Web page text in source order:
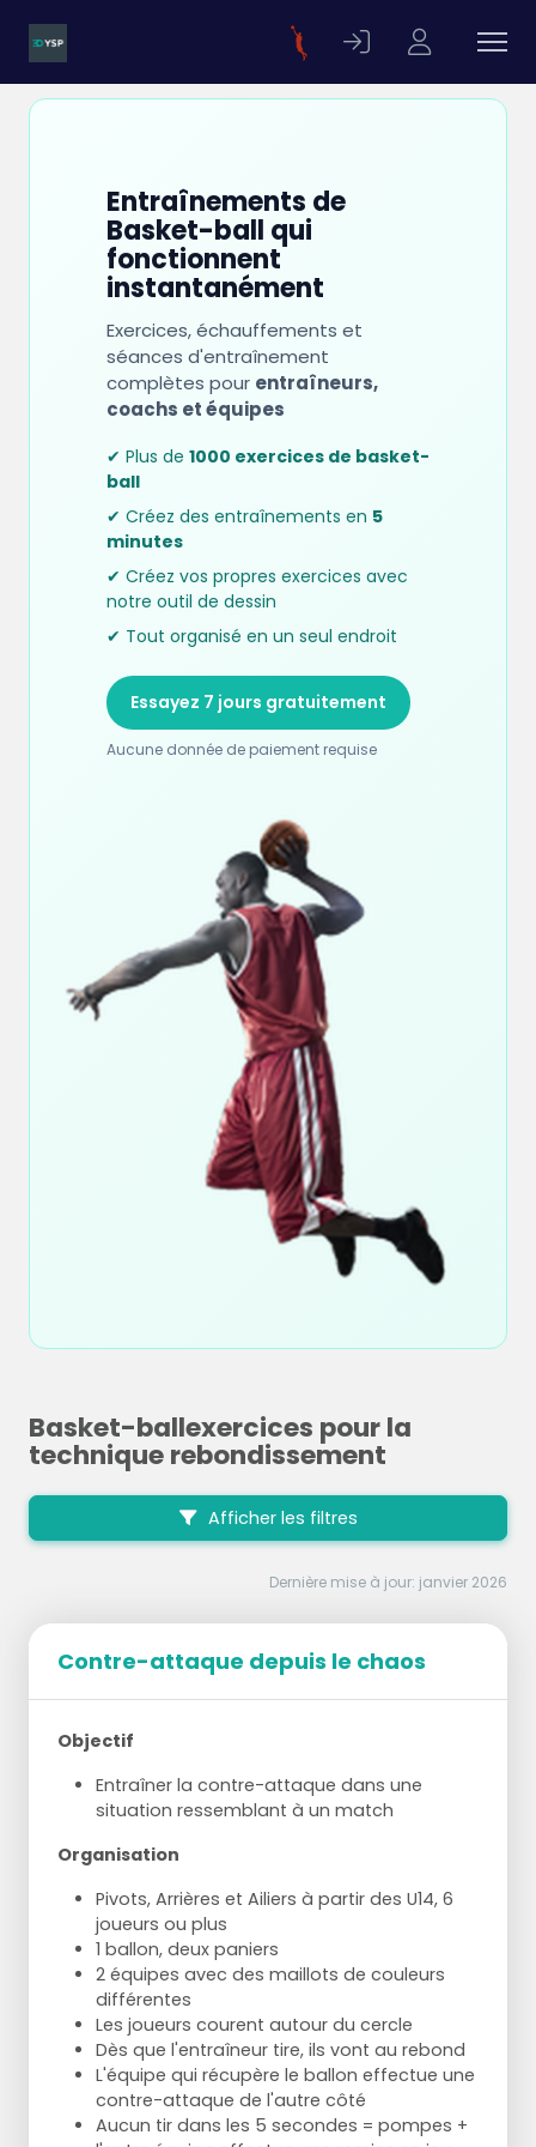
Entraînements de
Basket-ball qui
fonctionnent
instantanément
Exercices, échauffements et
séances d'entraînement
complètes pour entraîneurs,
coachs et équipes
✔ Plus de 1000 exercices de basket-
ball
✔ Créez des entraînements en 5
minutes
✔ Créez vos propres exercices avec
notre outil de dessin
✔ Tout organisé en un seul endroit
Essayez 7 jours gratuitement
Aucune donnée de paiement requise
Basket-ballexercices pour la
technique rebondissement
Afficher les filtres
Dernière mise à jour: janvier 2026
Contre-attaque depuis le chaos
Objectif
Entraîner la contre-attaque dans une
situation ressemblant à un match
Organisation
Pivots, Arrières et Ailiers à partir des U14, 6
joueurs ou plus
1 ballon, deux paniers
2 équipes avec des maillots de couleurs
différentes
Les joueurs courent autour du cercle
Dès que l'entraîneur tire, ils vont au rebond
L'équipe qui récupère le ballon effectue une
contre-attaque de l'autre côté
Aucun tir dans les 5 secondes = pompes +